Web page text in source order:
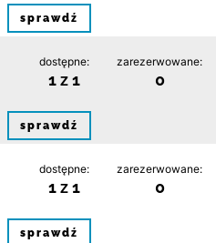
sprawdź
dostępne:
1 z 1
zarezerwowane:
0
sprawdź
dostępne:
1 z 1
zarezerwowane:
0
sprawdź